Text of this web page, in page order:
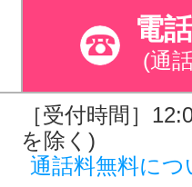
電
(通
［受付時間］
を除く)
通話料無料につ